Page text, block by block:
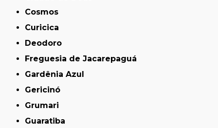
Cosmos
Curicica
Deodoro
Freguesia de Jacarepaguá
Gardênia Azul
Gericinó
Grumari
Guaratiba